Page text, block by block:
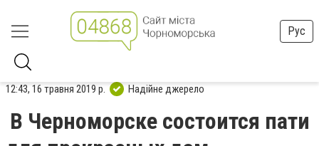
Рус
12:43, 16 травня 2019 р. Надійне джерело
В Черноморске состоится пати